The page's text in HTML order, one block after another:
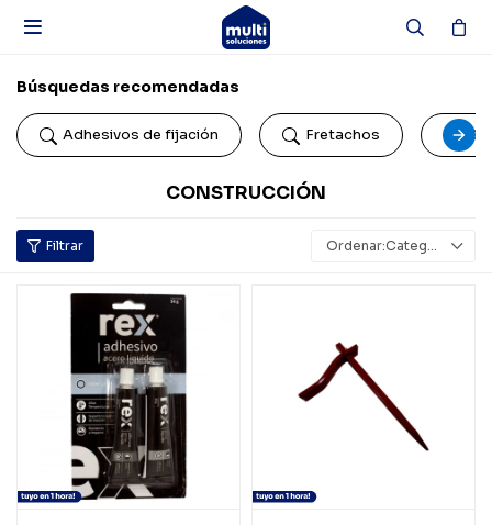

Búsquedas recomendadas
Adhesivos de fijación Fretachos
CONSTRUCCIÓN
Categoría